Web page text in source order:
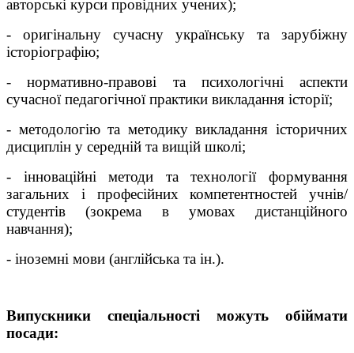
авторські курси провідних учених);
- оригінальну сучасну українську та зарубіжну
історіографію;
- нормативно-правові та психологічні аспекти
сучасної педагогічної практики викладання історії;
- методологію та методику викладання історичних
дисциплін у середній та вищій школі;
- інноваційні методи та технології формування
загальних і професійних компетентностей учнів/
студентів (зокрема в умовах дистанційного
навчання);
- іноземні мови (англійська та ін.).
Випускники спеціальності можуть обіймати
посади: